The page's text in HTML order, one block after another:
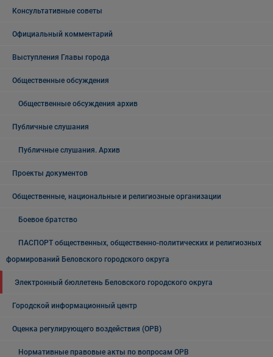
Консультативные советы
Официальный комментарий
Выступления Главы города
Общественные обсуждения
Общественные обсуждения архив
Публичные слушания
Публичные слушания. Архив
Проекты документов
Общественные, национальные и религиозные организации
Боевое братство
ПАСПОРТ общественных, общественно-политических и религиозных
формирований Беловского городского округа
Электронный бюллетень Беловского городского округа
Городской информационный центр
Оценка регулирующего воздействия (ОРВ)
Нормативные правовые акты по вопросам ОРВ